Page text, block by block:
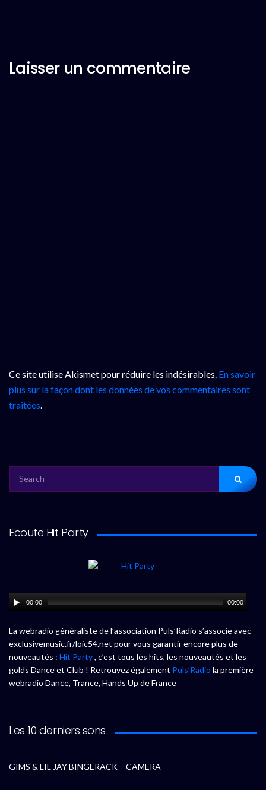
Laisser un commentaire
Ce site utilise Akismet pour réduire les indésirables. En savoir
plus sur la façon dont les données de vos commentaires sont
traitées.
FOR:
Ecoute Hit Party
00:00 00:00
La webradio généraliste de l’association Puls’Radio s’associe avec
exclusivemusic.fr/loic54.net pour vous garantir encore plus de
nouveautés : Hit Party, c’est tous les hits, les nouveautés et les
golds Dance et Club ! Retrouvez également Puls’Radio la première
webradio Dance, Trance, Hands Up de France
Les 10 derniers sons
GIMS & LIL JAY BINGERACK – CAMERA